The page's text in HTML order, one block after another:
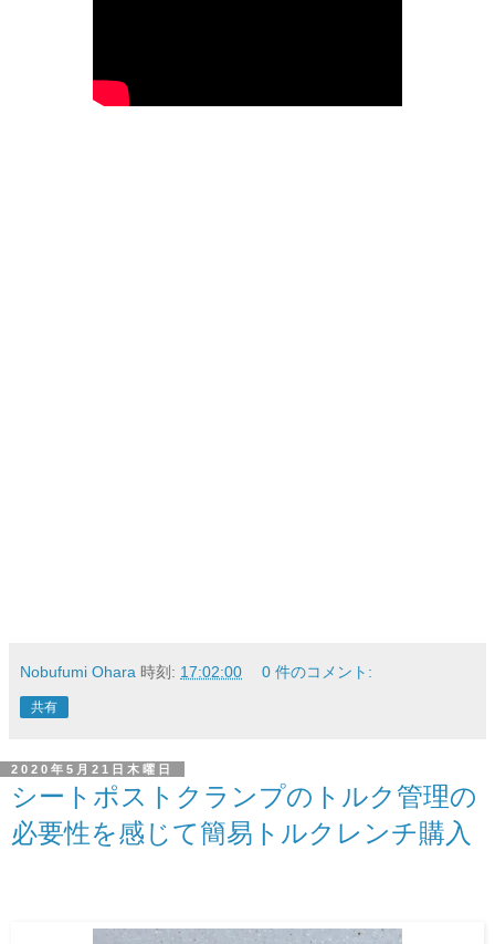
Nobufumi Ohara 時刻: 17:02:00 0 件のコメント:
共有
2020年5月21日木曜日
シートポストクランプのトルク管理の
必要性を感じて簡易トルクレンチ購入